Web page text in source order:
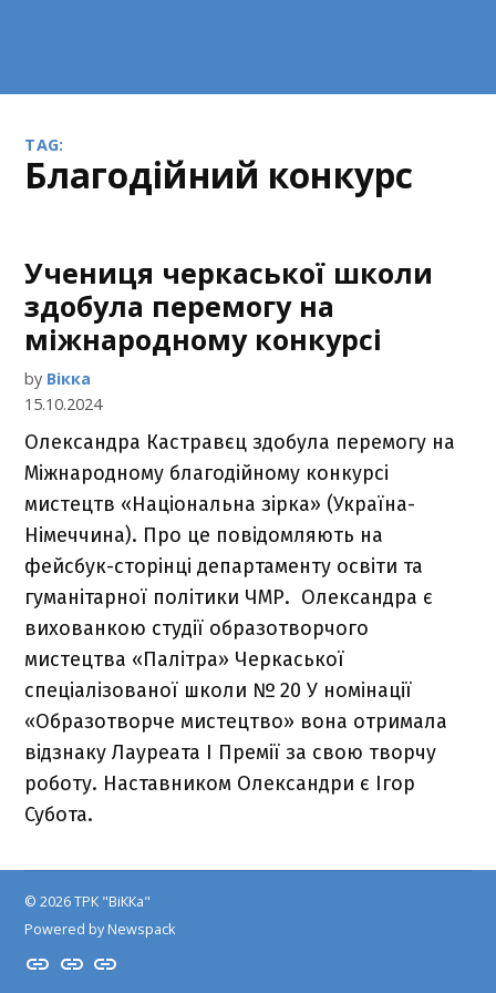
TAG:
благодійний конкурс
Учениця черкаської школи
здобула перемогу на
міжнародному конкурсі
by Вікка
15.10.2024
Олександра Кастравєц здобула перемогу на
Міжнародному благодійному конкурсі
мистецтв «Національна зірка» (Україна-
Німеччина). Про це повідомляють на
фейсбук-сторінці департаменту освіти та
гуманітарної політики ЧМР. Олександра є
вихованкою студії образотворчого
мистецтва «Палітра» Черкаської
спеціалізованої школи № 20 У номінації
«Образотворче мистецтво» вона отримала
відзнаку Лауреата І Премії за свою творчу
роботу. Наставником Олександри є Ігор
Субота.
© 2026 ТРК "ВіККа"
Powered by Newspack
Insta
YouTube
FB